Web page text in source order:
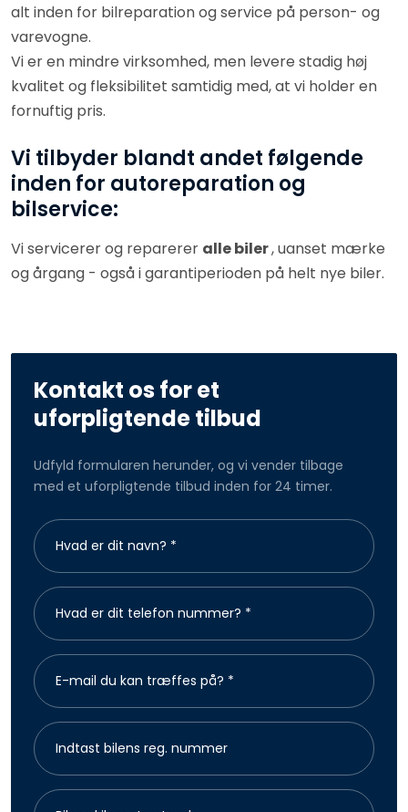
alt inden for bilreparation og service på person- og
varevogne.
Vi er en mindre virksomhed, men levere stadig høj
kvalitet og fleksibilitet samtidig med, at vi holder en
fornuftig pris.
Vi tilbyder blandt andet følgende
inden for autoreparation og
bilservice:
Vi servicerer og reparerer alle biler, uanset mærke
og årgang - også i garantiperioden på helt nye biler.
Kontakt os for et
uforpligtende tilbud
Udfyld formularen herunder, og vi vender tilbage
med et uforpligtende tilbud inden for 24 timer.